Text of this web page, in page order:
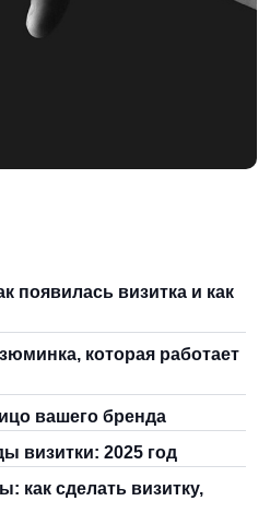
появилась визитка и как
которая работает
вашего бренда
визитки: 2025 год
как сделать визитку,